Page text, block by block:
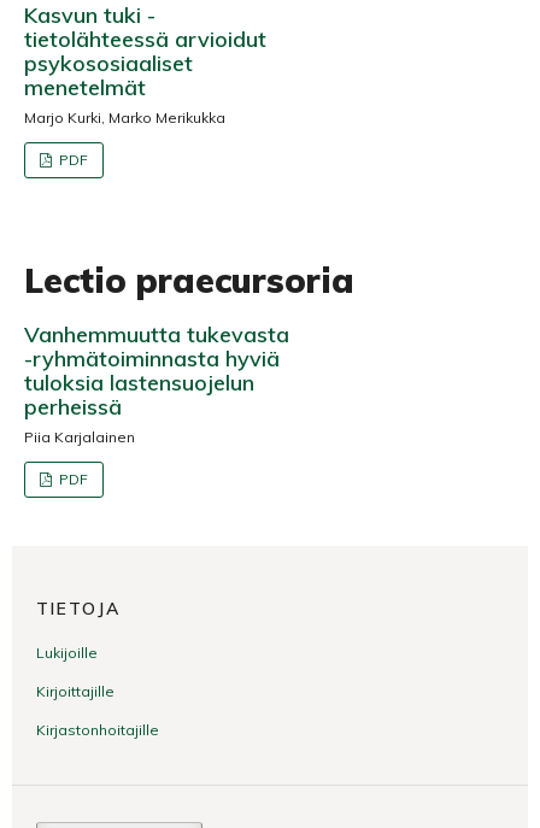
Kasvun tuki -
tietolähteessä arvioidut
psykososiaaliset
menetelmät
Marjo Kurki, Marko Merikukka
PDF
Lectio praecursoria
Vanhemmuutta tukevasta
-ryhmätoiminnasta hyviä
tuloksia lastensuojelun
perheissä
Piia Karjalainen
PDF
TIETOJA
Lukijoille
Kirjoittajille
Kirjastonhoitajille